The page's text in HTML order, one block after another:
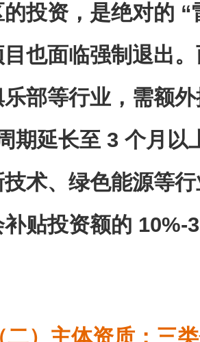
投资，是绝对的
也面临强制退出
部等行业，需额
期延长至 3 个月以
术、绿色能源等
贴投资额的 10%-
二）主体资质：三